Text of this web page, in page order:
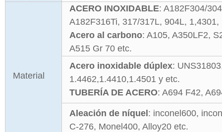
Material
ACERO INOXIDABLE: A182F304/
A182F316Ti, 317/317L, 904L,
Acero al carbono: A105, A350LF2,
A515 Gr 70 etc.
Acero inoxidable dúplex:
1.4462,1.4410,1.4501 y etc.
TUBERÍA DE ACERO: A694 F42,
Aleación de níquel : inconel600,
C-276, Monel400, Alloy20 etc.